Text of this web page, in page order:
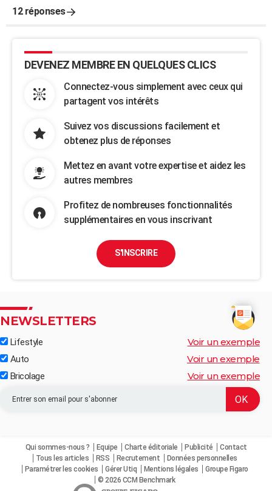
12 réponses
DEVENEZ MEMBRE EN QUELQUES CLICS
Connectez-vous simplement avec ceux qui
partagent vos intérêts
Suivez vos discussions facilement et
obtenez plus de réponses
Mettez en avant votre expertise et aidez les
autres membres
Profitez de nombreuses fonctionnalités
supplémentaires en vous inscrivant
S'INSCRIRE
NEWSLETTERS
Lifestyle Voir un exemple
Auto Voir un exemple
Bricolage Voir un exemple
Qui sommes-nous ? Equipe Charte éditoriale Publicité
Contact
Tous les articles
RSS Recrutement
Données personnelles
Paramétrer les cookies
Gérer Utiq Mentions légales
Groupe Figaro
© 2026 CCM Benchmark